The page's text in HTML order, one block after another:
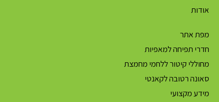
אודות
מפת אתר
חדרי תפיחה למאפיות
מחוללי קיטור ללחמי מחמצת
סאונה רטובה לקאנטי
מידע מקצועי